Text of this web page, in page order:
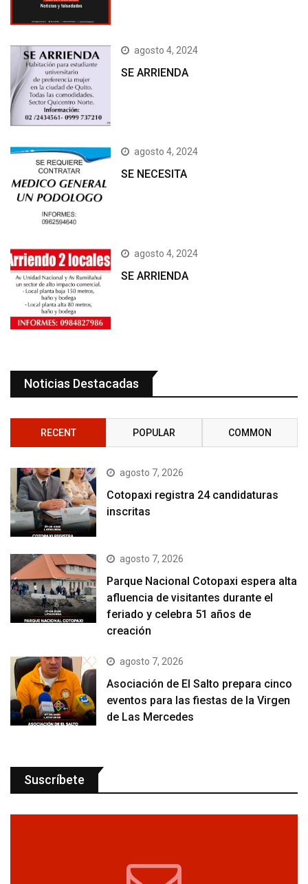
agosto 4, 2024
SE ARRIENDA
agosto 4, 2024
SE NECESITA
agosto 4, 2024
SE ARRIENDA
Noticias Destacadas
RECENT POPULAR COMMON
agosto 7, 2026
Cotopaxi registra 24 candidaturas
inscritas
agosto 7, 2026
Parque Nacional Cotopaxi espera alta
afluencia de visitantes durante el
feriado y celebra 51 años de
creación
agosto 7, 2026
Asociación de El Salto prepara cinco
eventos para las fiestas de la Virgen
de Las Mercedes
Suscríbete